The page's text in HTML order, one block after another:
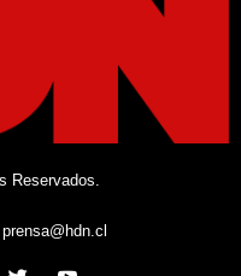
Reservados.
prensa@hdn.cl